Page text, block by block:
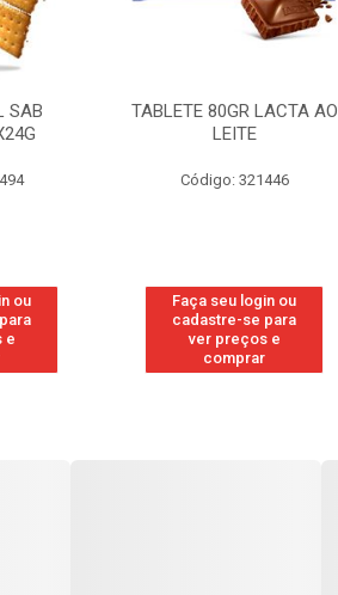
SAB
ou
e
TABLETE 80GR LACTA AO
LEITE
Código: 321446
Faça seu login ou
cadastre-se para
ver preços e
comprar